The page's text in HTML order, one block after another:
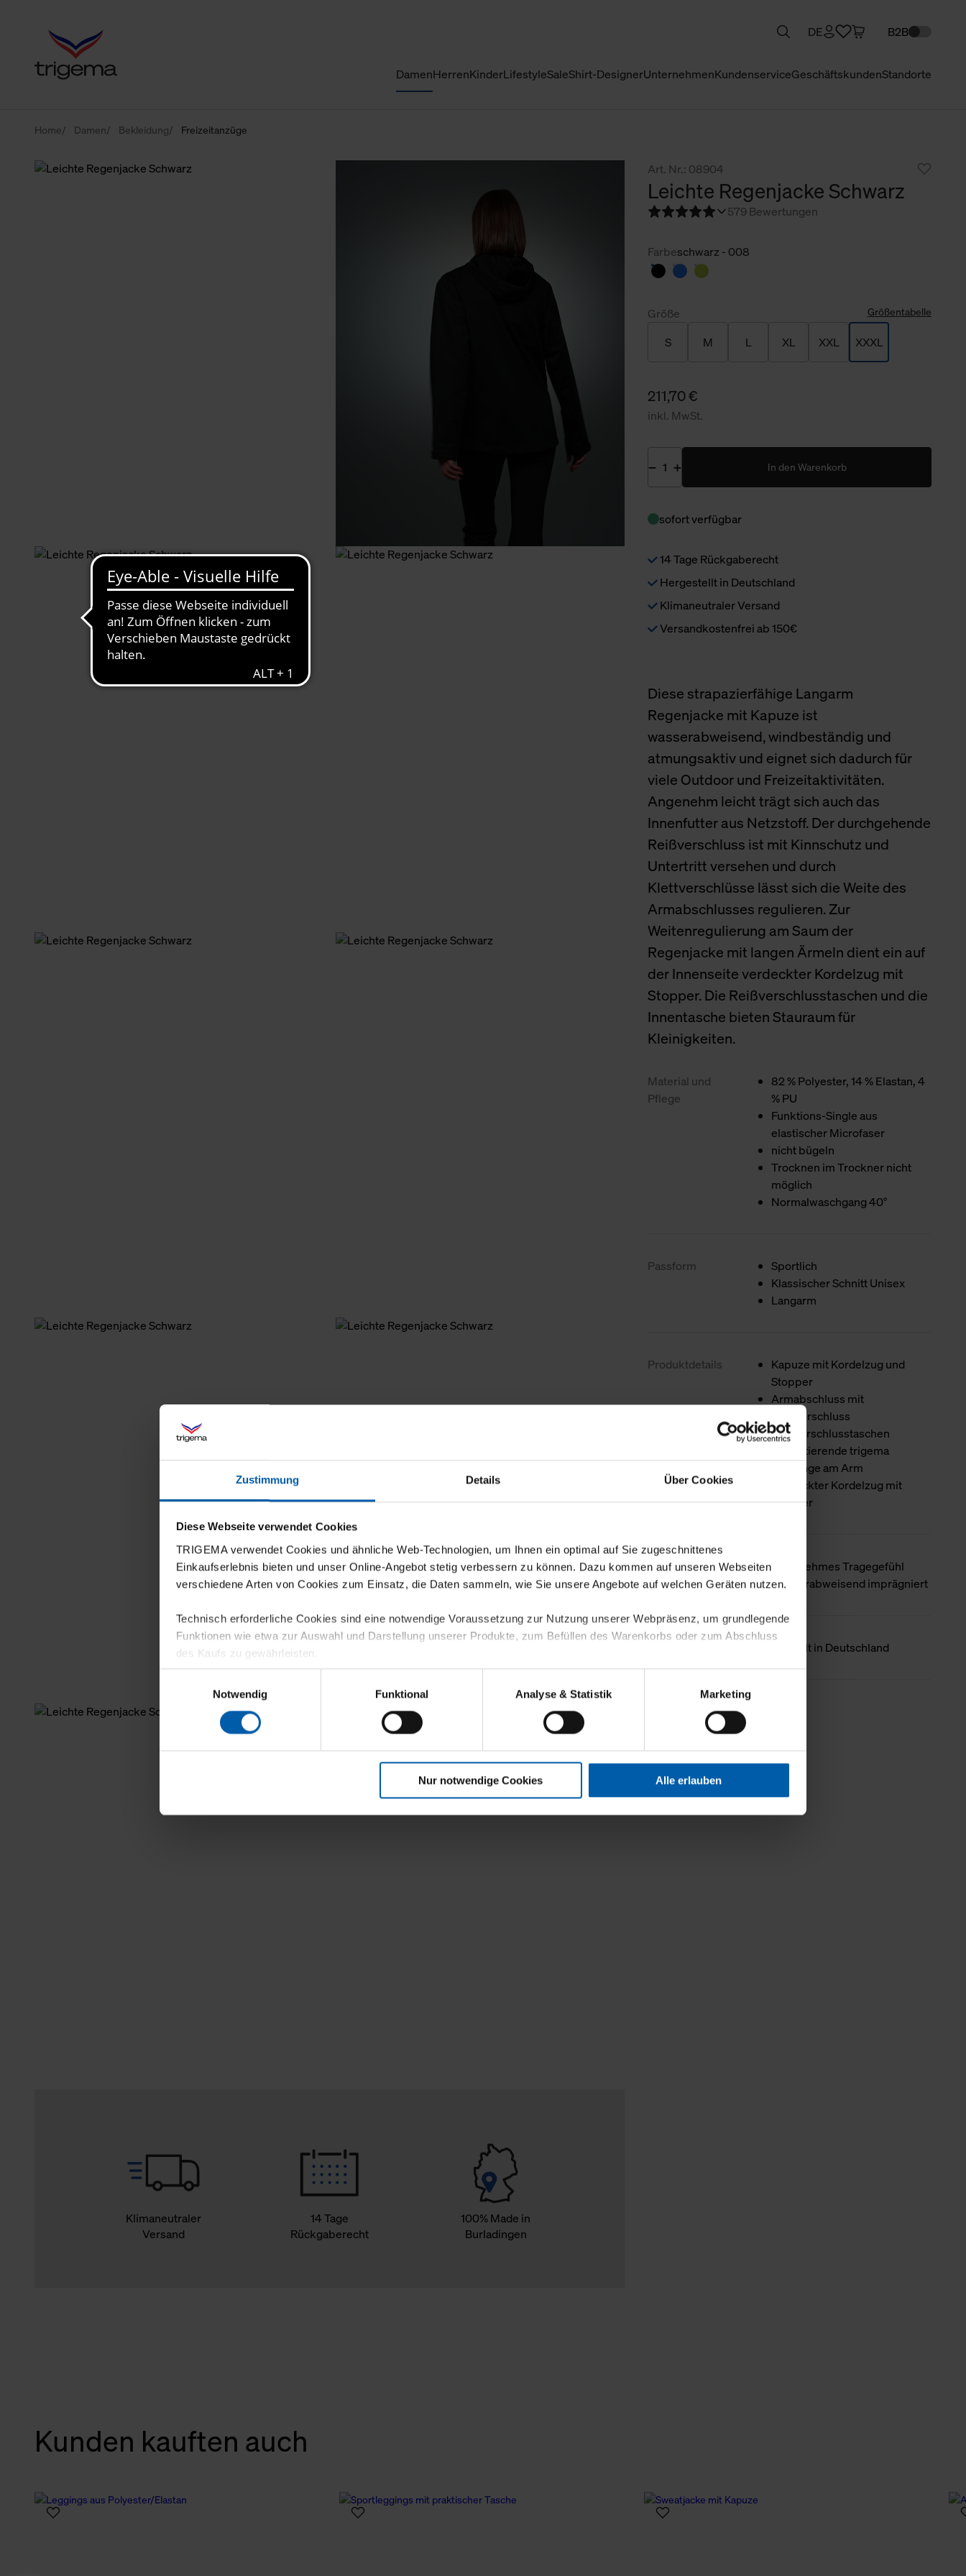
Zustimmung Details Über Cookies
Diese Webseite verwendet Cookies
TRIGEMA verwendet Cookies und ähnliche Web-Technologien, um Ihnen ein optimal auf Sie zugeschnittenes
Einkaufserlebnis bieten und unser Online-Angebot stetig verbessern zu können. Dazu kommen auf unseren Webseiten
verschiedene Arten von Cookies zum Einsatz, die Daten sammeln, wie Sie unsere Angebote auf welchen Geräten nutzen.
Technisch erforderliche Cookies sind eine notwendige Voraussetzung zur Nutzung unserer Webpräsenz, um grundlegende
Funktionen wie etwa zur Auswahl und Darstellung unserer Produkte, zum Befüllen des Warenkorbs oder zum Abschluss
des Kaufs zu gewährleisten.
Für die Darstellung personalisierter Angebote, Anzeigen und Inhalte aufgrund Ihres Nutzerverhaltens und Ihres Profils
sowie für Marketing-, Statistik- und Tracking-Zwecke zur Analyse und Optimierung unserer Webpräsenz speichern wir
personenbezogene Informationen. Diese übermitteln wir in anonymisierter Form an Dritte wie etwa unsere
Klicken Sie auf "Alle erlauben", damit wir alle Cookies und Web-Technologien für Ihr personalisiertes Einkaufserlebnis
verwenden dürfen. Über die jeweiligen Schaltflächen können Sie die Arten der Cookies selbst festlegen, die Sie erlauben
Notwendig
Funktional Analyse & Statistik Marketing
Nur notwendige Cookies Alle erlauben
DamenHerrenKinderLifestyleSaleShirt-DesignerUnternehmenKundenserviceGeschäftskundenStandorte
DE B2B
Home Damen Bekleidung Freizeitanzüge
Klimaneutraler
Versand
14 Tage
Rückgaberecht
100% Made in
Burladingen
Art. Nr.: 08904
Leichte Regenjacke Schwarz
579 Bewertungen
Farbeschwarz - 008
Größe Größentabelle
S M L XL XXL XXXL
211,70 €
inkl. MwSt.
In den Warenkorb
sofort verfügbar
14 Tage Rückgaberecht
Hergestellt in Deutschland
Klimaneutraler Versand
Versandkostenfrei ab 150€
Diese strapazierfähige Langarm
Regenjacke mit Kapuze ist
wasserabweisend, windbeständig und
atmungsaktiv und eignet sich dadurch für
viele Outdoor und Freizeitaktivitäten.
Angenehm leicht trägt sich auch das
Innenfutter aus Netzstoff. Der durchgehende
Reißverschluss ist mit Kinnschutz und
Untertritt versehen und durch
Klettverschlüsse lässt sich die Weite des
Armabschlusses regulieren. Zur
Weitenregulierung am Saum der
Regenjacke mit langen Ärmeln dient ein auf
der Innenseite verdeckter Kordelzug mit
Stopper. Die Reißverschlusstaschen und die
Innentasche bieten Stauraum für
Kleinigkeiten.
Material und
Pflege
82 % Polyester, 14 % Elastan, 4
% PU
Funktions-Single aus
elastischer Microfaser
nicht bügeln
Trocknen im Trockner nicht
möglich
Normalwaschgang 40°
Passform
Sportlich
Klassischer Schnitt Unisex
Langarm
Produktdetails
Kapuze mit Kordelzug und
Stopper
Armabschluss mit
Klettverschluss
Reißverschlusstaschen
Reflektierende trigema
Schwinge am Arm
Verdeckter Kordelzug mit
Stopper
Besondere
Merkmale
Angenehmes Tragegefühl
Wasserabweisend imprägniert
Hergestellt in Deutschland
Weniger Details
Kunden kauften auch